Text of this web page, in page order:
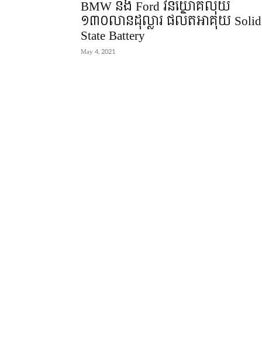
BMW និង Ford វិនិយោគលុយ
១៣០លានដុល្លារ ផលិតអាគុយ
State Battery
May 4, 2021